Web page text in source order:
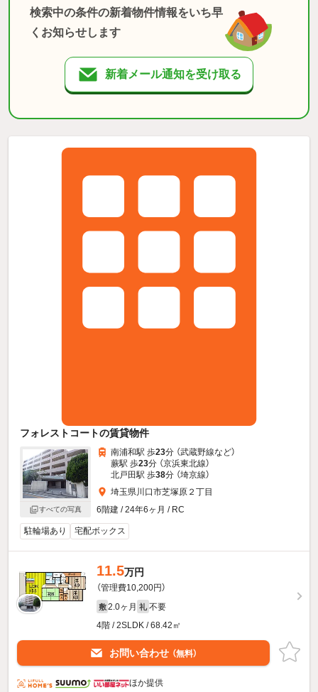
検索中の条件の新着物件情報をいち早
くお知らせします
新着メール通知を受け取る
フォレストコートの賃貸物件
すべての写真
南浦和駅 歩23分 （武蔵野線など）
蕨駅 歩23分 （京浜東北線）
北戸田駅 歩38分 （埼京線）
埼玉県川口市芝塚原２丁目
6階建 / 24年6ヶ月 / RC
駐輪場あり 宅配ボックス
11.5万円
（管理費10,200円）
敷 2.0ヶ月 礼 不要
4階 / 2SLDK / 68.42㎡
お問い合わせ （無料）
ほか提供